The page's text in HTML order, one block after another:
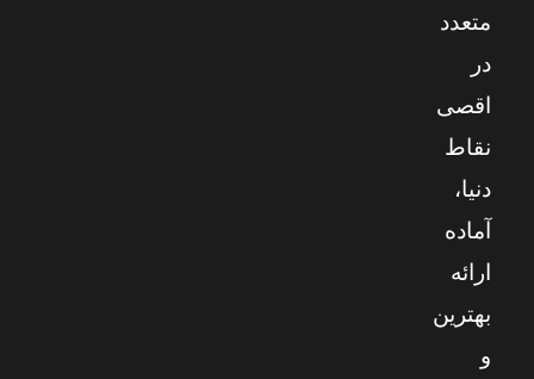
متعدد
در
اقصی
نقاط
دنیا،
آماده
ارائه
بهترین
و